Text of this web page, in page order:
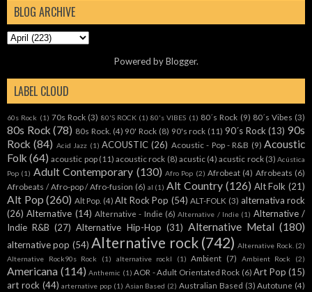
BLOG ARCHIVE
Powered byBlogger.
LABEL CLOUD
60s Rock (1) 70s Rock (3) 80'S ROCK (1) 80's VIBES (1) 80´s Rock (9) 80´s Vibes (3)
80s Rock (78) 80s Rock. (4) 90' Rock (8) 90's rock (11) 90´s Rock (13) 90s
Rock (84) Acid Jazz (1) ACOUSTIC (26) Acoustic - Pop - R&B (9) Acoustic
Folk (64) acoustic pop (11) acoustic rock (8) acustic (4) acustic rock (3) Acústica
Pop (1) Adult Contemporary (130) Afro Pop (2) Afrobeat (4) Afrobeats (6)
Afrobeats / Afro-pop / Afro-fusion (6) al (1) Alt Country (126) Alt Folk (21)
Alt Pop (260) Alt Pop. (4) Alt Rock Pop (54) ALT-FOLK (3) alternativa rock
(26) Alternative (14) Alternative - Indie (6) Alternative / Indie (1) Alternative /
Indie R&B (27) Alternative Hip-Hop (31) Alternative Metal (180)
alternative pop (54) Alternative rock (742) Alternative Rock. (2)
Alternative Rock90s Rock
(1) alternative rockl (1) Ambient (7) Ambient Rock (2)
Americana (114) Anthemic (1) AOR - Adult Orientated Rock (6) Art Pop (15)
art rock (44) arternative pop (1) Asian Based (2) Australian Based (3) Autotune (4)